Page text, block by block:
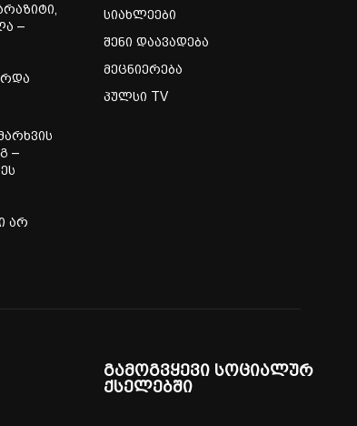
–
–
არ
სიახლეები
შენი დაავადება
მეცნიერება
პულსი TV
გამოგვყევი სოციალურ
ქსელებში